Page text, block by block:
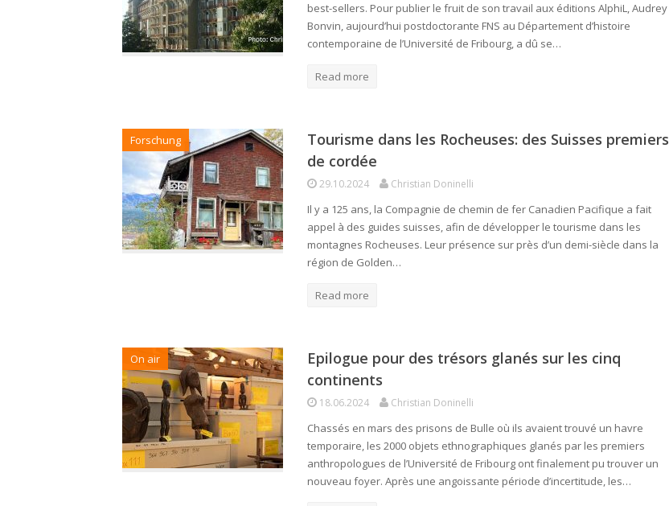
best-sellers. Pour publier le fruit de son travail aux éditions AlphiL, Audrey
Bonvin, aujourd’hui postdoctorante FNS au Département d’histoire
contemporaine de l’Université de Fribourg, a dû se…
Read more
Forschung
Tourisme dans les Rocheuses: des Suisses premiers
de cordée
29.10.2024 Christian Doninelli
Il y a 125 ans, la Compagnie de chemin de fer Canadien Pacifique a fait
appel à des guides suisses, afin de développer le tourisme dans les
montagnes Rocheuses. Leur présence sur près d’un demi-siècle dans la
région de Golden…
Read more
On air
Epilogue pour des trésors glanés sur les cinq
continents
18.06.2024 Christian Doninelli
Chassés en mars des prisons de Bulle où ils avaient trouvé un havre
temporaire, les 2000 objets ethnographiques glanés par les premiers
anthropologues de l’Université de Fribourg ont finalement pu trouver un
nouveau foyer. Après une angoissante période d’incertitude, les…